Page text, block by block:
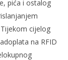
pića i ostalog
cijelog
na RFID